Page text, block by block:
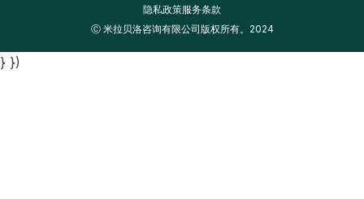
隐私政策服务条款
Ⓒ 米拉贝洛咨询有限公司版权所有。2024
} })